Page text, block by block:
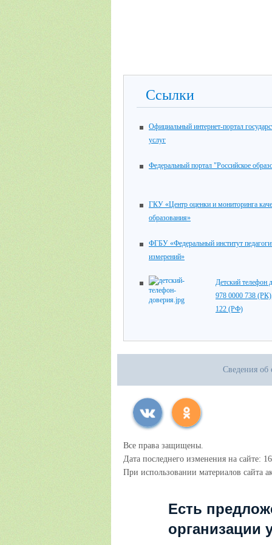
Ссылки
Официальный интернет-портал
услуг
Федеральный портал "Российское
ГКУ «Центр оценки и мониторинга
образования»
ФГБУ «Федеральный институт
измерений»
Детский телефон
978 0000 738
122 (РФ)
Сведения об
Все права защищены.
Дата последнего изменения на сайте:
При использовании материалов сайта
Есть
организации